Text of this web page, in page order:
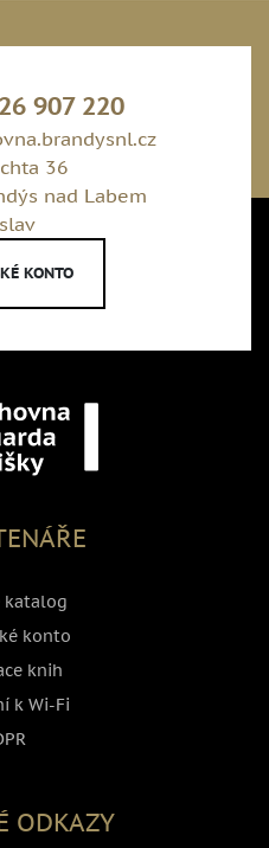
907 220
36
nad Labem
KONTO
katalog
konto
knih
k Wi-Fi
ODKAZY